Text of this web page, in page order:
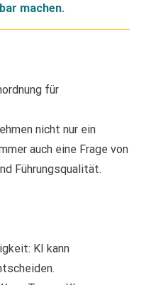
machen.
für
nicht nur ein
auch eine Frage von
Führungsqualität.
KI kann